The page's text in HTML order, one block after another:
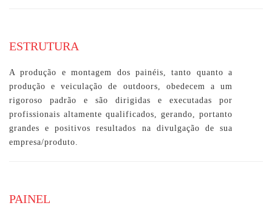
ESTRUTURA
A produção e montagem dos painéis, tanto quanto a
produção e veiculação de outdoors, obedecem a um
rigoroso padrão e são dirigidas e executadas por
profissionais altamente qualificados, gerando, portanto
grandes e positivos resultados na divulgação de sua
empresa/produto.
PAINEL